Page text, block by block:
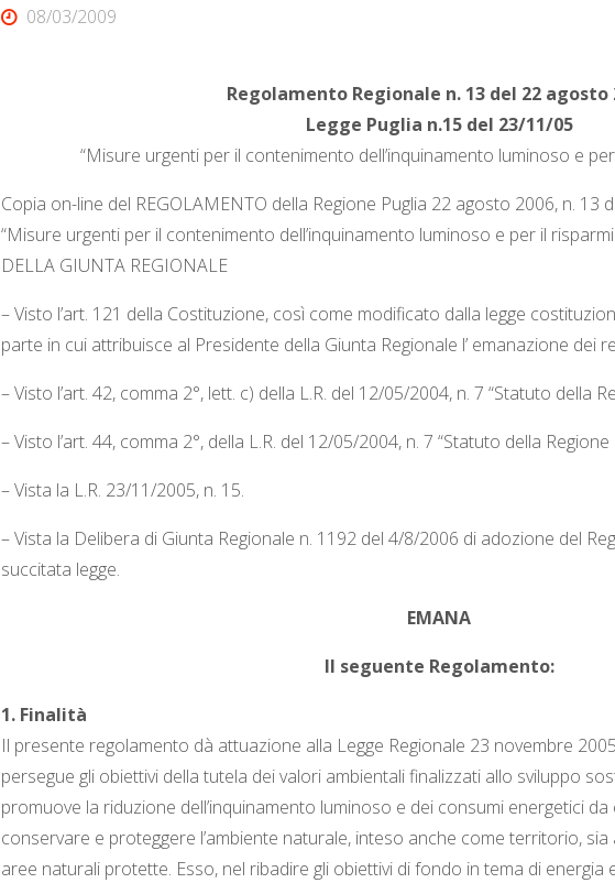
08/03/2009
Regolamento Regionale n. 13 del 22 agosto
Legge Puglia n.15 del 23/11/05
“Misure urgenti per il contenimento dell’inquinamento luminoso e
Copia on-line del REGOLAMENTO della Regione Puglia 22 agosto 2006, n. 13
“Misure urgenti per il contenimento dell’inquinamento luminoso e per il
DELLA GIUNTA REGIONALE
– Visto l’art. 121 della Costituzione, così come modificato dalla legge
parte in cui attribuisce al Presidente della Giunta Regionale l’ emanazione dei
– Visto l’art. 42, comma 2°, lett. c) della L.R. del 12/05/2004, n. 7 “Statuto della
– Visto l’art. 44, comma 2°, della L.R. del 12/05/2004, n. 7 “Statuto della Regione
– Vista la L.R. 23/11/2005, n. 15.
– Vista la Delibera di Giunta Regionale n. 1192 del 4/8/2006 di adozione del
succitata legge.
EMANA
Il seguente Regolamento:
1. Finalità
Il presente regolamento dà attuazione alla Legge Regionale 23 novembre
persegue gli obiettivi della tutela dei valori ambientali finalizzati allo sviluppo
promuove la riduzione dell’inquinamento luminoso e dei consumi energetici
conservare e proteggere l’ambiente naturale, inteso anche come territorio, sia
aree naturali protette. Esso, nel ribadire gli obiettivi di fondo in tema di energia